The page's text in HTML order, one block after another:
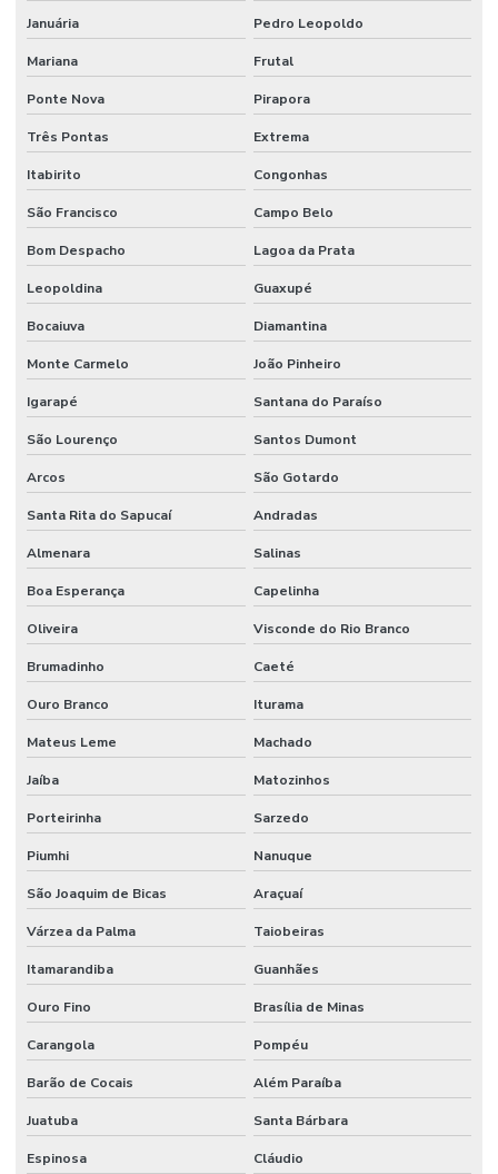
Movimentação de máquinas
Movimentação de máquinas e equipamentos
Movimentação de máquinas pesadas
Obras de casas
Obras comerciais
Orçamento de obras industriais
Pintura industrial alta temperatura
Pintura industrial anticorrosiva
Pintura industrial de empresa
Pintura predial em condomínio
Pintura predial externa
Pintura predial industrial
Pinturas industriais
Projeto de estrutura metálica para galpão
Projeto estrutural de galpão
Projeto estrutural galpão metálico
Remoção de equipamentos
Remoção de equipamentos pesados
Remoção de máquinas e equipamentos
Remoção de máquinas industriais
Remoção de máquinas pesadas
Serviço de montagem industrial
Serviço de pintura predial
Januária Pedro Leopoldo
Mariana Frutal
Ponte Nova Pirapora
Três Pontas Extrema
Itabirito Congonhas
São Francisco Campo Belo
Bom Despacho Lagoa da Prata
Leopoldina Guaxupé
Bocaiuva Diamantina
Monte Carmelo João Pinheiro
Igarapé Santana do Paraíso
São Lourenço Santos Dumont
Arcos São Gotardo
Santa Rita do Sapucaí Andradas
Almenara Salinas
Boa Esperança Capelinha
Oliveira Visconde do Rio Branco
Brumadinho Caeté
Ouro Branco Iturama
Mateus Leme Machado
Jaíba Matozinhos
Porteirinha Sarzedo
Piumhi Nanuque
São Joaquim de Bicas Araçuaí
Várzea da Palma Taiobeiras
Itamarandiba Guanhães
Ouro Fino Brasília de Minas
Carangola Pompéu
Barão de Cocais Além Paraíba
Juatuba Santa Bárbara
Espinosa Cláudio